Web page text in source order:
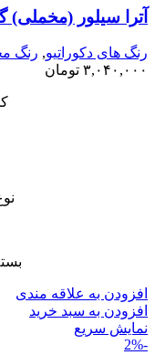
آترا سیلور (مخملی)
رنگ های دکوراتیو, رنگ
۳,۰۴۰,۰۰۰ تومان
افزودن به علاقه مندی
افزودن به سبد خرید
نمایش سریع
-2%